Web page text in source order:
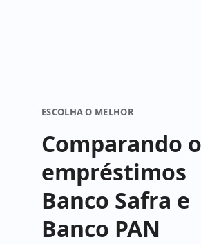
ESCOLHA O MELHOR
Comparando
empréstimos
Banco Safra e
Banco PAN